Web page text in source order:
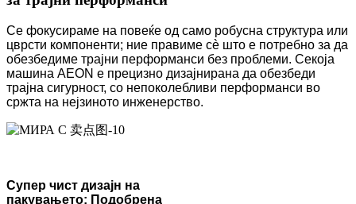
Се фокусираме на повеќе од само робусна структура или
цврсти компоненти; ние правиме сè што е потребно за да
обезбедиме трајни перформанси без проблеми. Секоја
машина AEON е прецизно дизајнирана да обезбеди
трајна сигурност, со непоколебливи перформанси во
сржта на нејзиното инженерство.
Супер чист дизајн на
пакувањето: Подобрена